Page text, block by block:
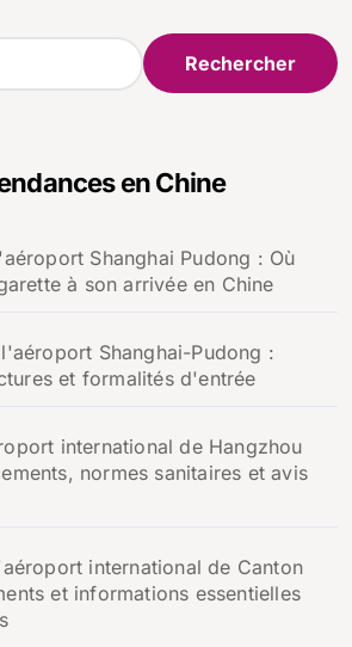
en Chine
Shanghai Pudong : Où
à son arrivée en Chine
Shanghai-Pudong :
et formalités d'entrée
international de Hangzhou
normes sanitaires et avis
international de Canton
et informations essentielles